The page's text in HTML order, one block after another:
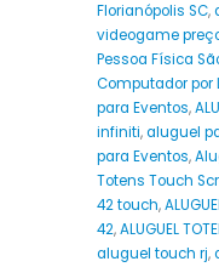
Florianópolis SC,
videogame
Pessoa Física
Computador por
para Eventos,
infiniti,aluguel
para Eventos,
Totens Touch
42 touch,
42,ALUGUEL
aluguel touch rj,